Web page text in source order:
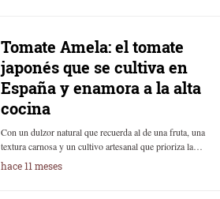
Tomate Amela: el tomate
japonés que se cultiva en
España y enamora a la alta
cocina
Con un dulzor natural que recuerda al de una fruta, una
textura carnosa y un cultivo artesanal que prioriza la…
hace 11 meses